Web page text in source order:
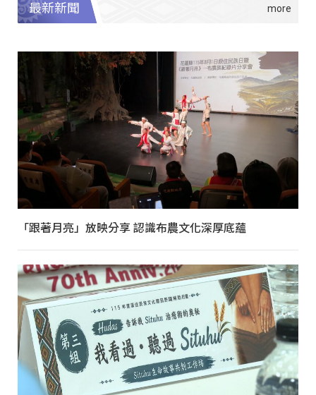
最新新聞
「跟著月亮」放映分享 認識布農文化深厚底蘊